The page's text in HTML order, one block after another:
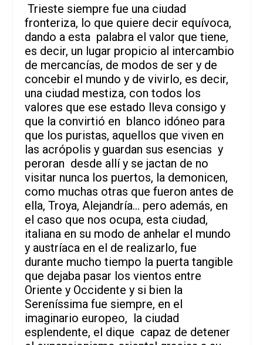
Trieste siempre fue una ciudad
fronteriza, lo que quiere decir equívoca,
dando a esta palabra el valor que tiene,
es decir, un lugar propicio al intercambio
de mercancías, de modos de ser y de
concebir el mundo y de vivirlo, es decir,
una ciudad mestiza, con todos los
valores que ese estado lleva consigo y
que la convirtió en blanco idóneo para
que los puristas, aquellos que viven en
las acrópolis y guardan sus esencias y
peroran desde allí y se jactan de no
visitar nunca los puertos, la demonicen,
como muchas otras que fueron antes de
ella, Troya, Alejandría… pero además, en
el caso que nos ocupa, esta ciudad,
italiana en su modo de anhelar el mundo
y austríaca en el de realizarlo, fue
durante mucho tiempo la puerta tangible
que dejaba pasar los vientos entre
Oriente y Occidente y si bien la
Sereníssima fue siempre, en el
imaginario europeo, la ciudad
esplendente, el dique capaz de detener